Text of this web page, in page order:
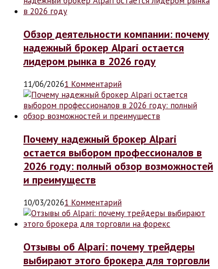
Обзор деятельности компании: почему
надежный брокер Alpari остается
лидером рынка в 2026 году
11/06/20261 Комментарий
Почему надежный брокер Alpari
остается выбором профессионалов в
2026 году: полный обзор возможностей
и преимуществ
10/03/20261 Комментарий
Отзывы об Alpari: почему трейдеры
выбирают этого брокера для торговли